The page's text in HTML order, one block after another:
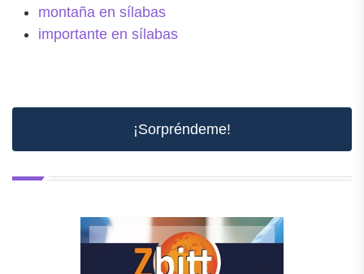
montaña en sílabas
importante en sílabas
¡Sorpréndeme!